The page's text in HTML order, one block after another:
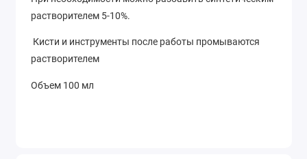
растворителем 5-10%.
Кисти и инструменты после работы промываются
растворителем
Объем 100 мл